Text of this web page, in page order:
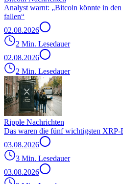
Analyst warnt: „Bitcoin könnte in
fallen“
02.08.2026
2 Min. Lesedauer
02.08.2026
2 Min. Lesedauer
Ripple Nachrichten
Das waren die fünf wichtigsten
03.08.2026
3 Min. Lesedauer
03.08.2026